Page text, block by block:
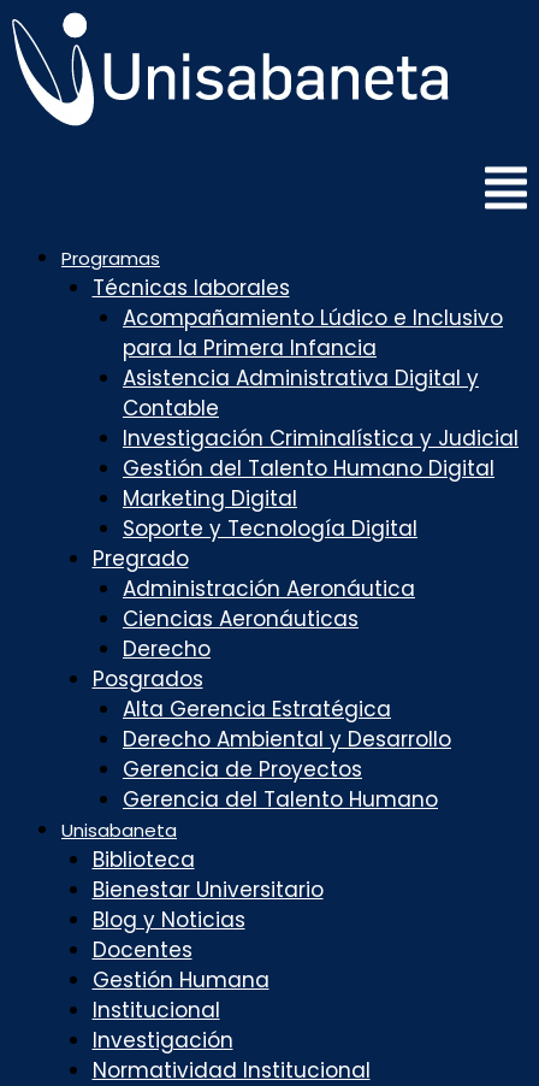
Saltar
al
contenido
Programas
Técnicas laborales
Acompañamiento Lúdico e Inclusivo
para la Primera Infancia
Asistencia Administrativa Digital y
Contable
Investigación Criminalística y Judicial
Gestión del Talento Humano Digital
Marketing Digital
Soporte y Tecnología Digital
Pregrado
Administración Aeronáutica
Ciencias Aeronáuticas
Derecho
Posgrados
Alta Gerencia Estratégica
Derecho Ambiental y Desarrollo
Gerencia de Proyectos
Gerencia del Talento Humano
Unisabaneta
Biblioteca
Bienestar Universitario
Blog y Noticias
Docentes
Gestión Humana
Institucional
Investigación
Normatividad Institucional